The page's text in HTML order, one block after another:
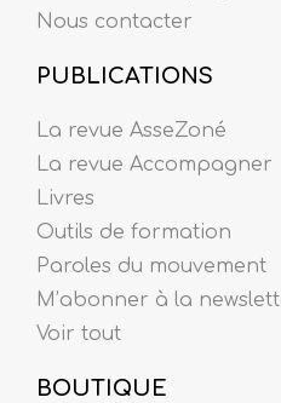
Nous contacter
PUBLICATIONS
La revue AsseZoné
La revue Accompagner
Livres
Outils de formation
Paroles du mouvement
M’abonner à la
Voir tout
BOUTIQUE